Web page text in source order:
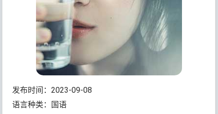
发布时间：2023-09-08
语言种类：国语